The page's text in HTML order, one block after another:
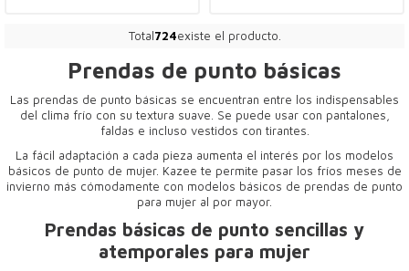
Total724existe el producto.
Prendas de punto básicas
Las prendas de punto básicas se encuentran entre los indispensables
del clima frío con su textura suave. Se puede usar con pantalones,
faldas e incluso vestidos con tirantes.
La fácil adaptación a cada pieza aumenta el interés por los modelos
básicos de punto de mujer. Kazee te permite pasar los fríos meses de
invierno más cómodamente con modelos básicos de prendas de punto
para mujer al por mayor.
Prendas básicas de punto sencillas y
atemporales para mujer